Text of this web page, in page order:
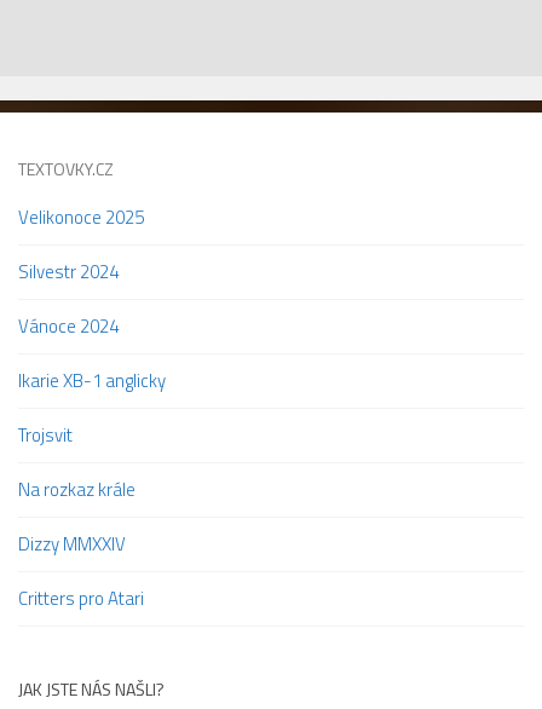
TEXTOVKY.CZ
Velikonoce 2025
Silvestr 2024
Vánoce 2024
Ikarie XB-1 anglicky
Trojsvit
Na rozkaz krále
Dizzy MMXXIV
Critters pro Atari
JAK JSTE NÁS NAŠLI?